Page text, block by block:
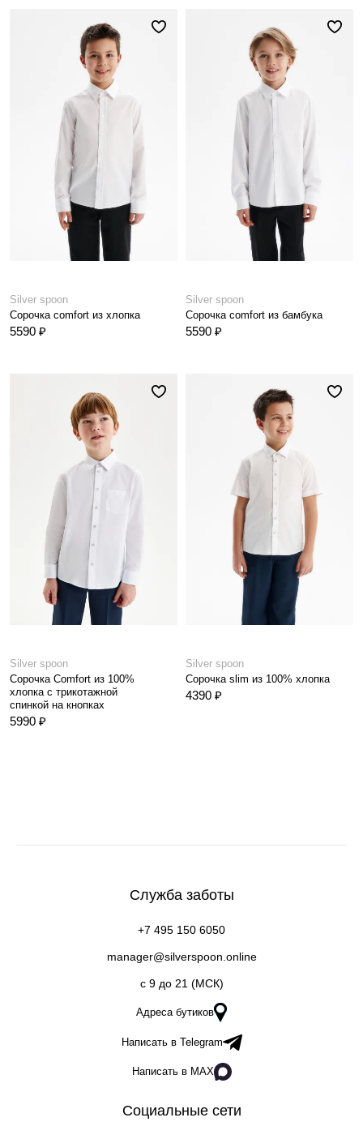
Silver spoon
Сорочка comfort из хлопка
5590 ₽
Silver spoon
Сорочка comfort из бамбука
5590 ₽
Silver spoon
Сорочка Comfort из 100%
хлопка с трикотажной
спинкой на кнопках
5990 ₽
Silver spoon
Сорочка slim из 100% хлопка
4390 ₽
Служба заботы
+7 495 150 6050
manager@silverspoon.online
c 9 до 21 (МСК)
Адреса бутиков
Написать в Telegram
Написать в MAX
Социальные сети